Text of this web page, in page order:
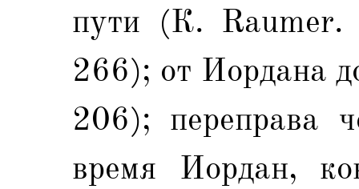
пути (К.
266); от Иордана
206); переправа
время Иордан,